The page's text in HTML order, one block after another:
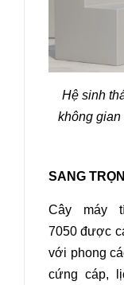
Hệ sinh
không gian
SANG
Cây máy
7050 được
với phong
cứng cáp,